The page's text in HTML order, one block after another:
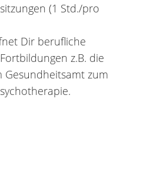
(1 Std./pro
Dir berufliche
z.B. die
zum